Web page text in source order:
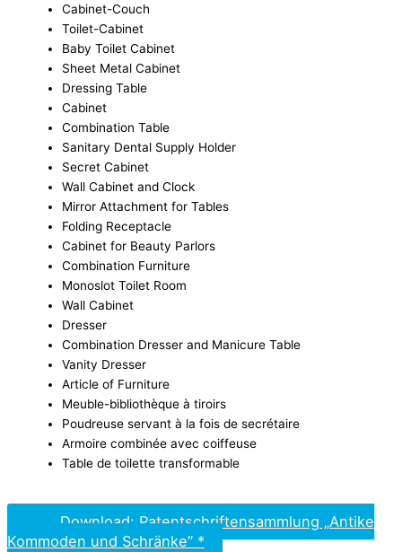
Cabinet-Couch
Toilet-Cabinet
Baby Toilet Cabinet
Sheet Metal Cabinet
Dressing Table
Cabinet
Combination Table
Sanitary Dental Supply Holder
Secret Cabinet
Wall Cabinet and Clock
Mirror Attachment for Tables
Folding Receptacle
Cabinet for Beauty Parlors
Combination Furniture
Monoslot Toilet Room
Wall Cabinet
Dresser
Combination Dresser and Manicure Table
Vanity Dresser
Article of Furniture
Meuble-bibliothèque à tiroirs
Poudreuse servant à la fois de secrétaire
Armoire combinée avec coiffeuse
Table de toilette transformable
Download: Patentschriftensammlung „Antike
Kommoden und Schränke” *